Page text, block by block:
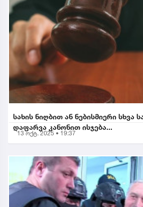
სახის ნიღბით ან ნებისმიერი სხვა
დაფარვა კანონით ისჯება...
13 ოქტ. 2025 • 19:37